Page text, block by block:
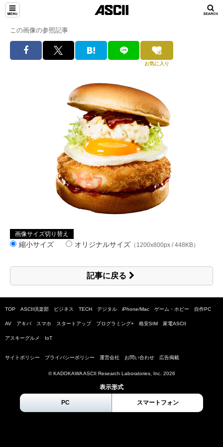
この画像の参照記事
お気に入り
画像サイズ切り替え
縮小サイズ オリジナルサイズ （1200x800px / 448KB）
記事に戻る
TOP ASCII倶楽部 ビジネス TECH デジタル iPhone/Mac ゲーム・ホビー 自作PC
AV アキバ スマホ スタートアップ プログラミング+ 格安SIM 家電ASCII
アスキーグルメ IoT
サイトポリシー プライバシーポリシー 運営会社 お問い合わせ 広告掲載
© KADOKAWA ASCII Research Laboratories, Inc. 2026
表示形式
PC スマートフォン